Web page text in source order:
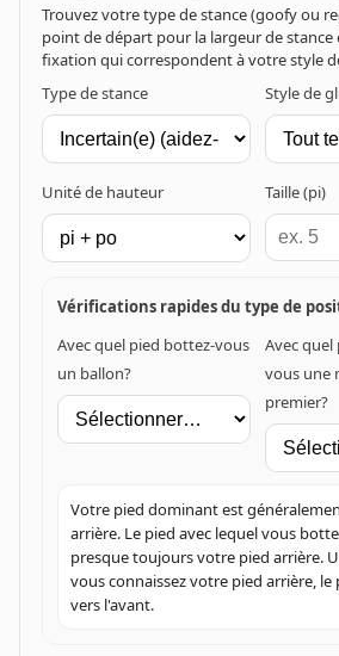
Trouvez votre type de stance (goofy ou
point de départ pour la largeur de stance
fixation qui correspondent à votre style
Type de stance
Style de
Unité de hauteur Taille (pi)
Vérifications rapides du type de
Avec quel pied bottez-vous
un ballon?
Avec
vous une
premier?
Votre pied dominant est
arrière. Le pied avec lequel vous
presque toujours votre pied arrière.
vous connaissez votre pied arrière, le
vers l'avant.